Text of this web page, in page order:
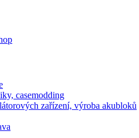
casemodding
zařízení, výroba akubloků